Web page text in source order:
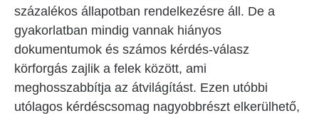
százalékos állapotban rendelkezésre áll. De a
gyakorlatban mindig vannak hiányos
dokumentumok és számos kérdés-válasz
körforgás zajlik a felek között, ami
meghosszabbítja az átvilágítást. Ezen utóbbi
utólagos kérdéscsomag nagyobbrészt elkerülhető,